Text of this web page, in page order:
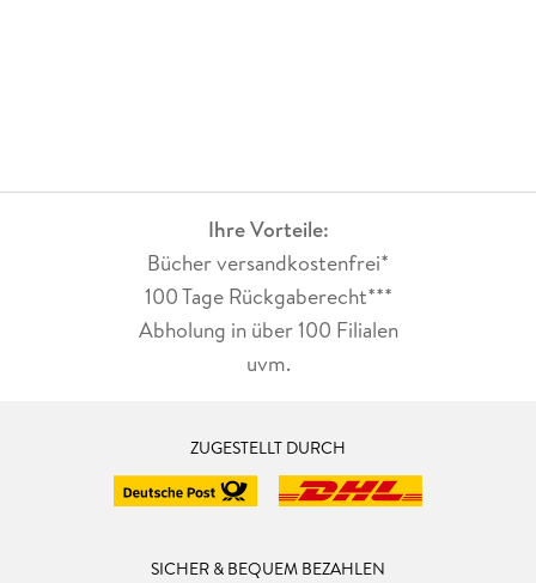
Ihre Vorteile:
Bücher versandkostenfrei*
100 Tage Rückgaberecht***
Abholung in über 100 Filialen
uvm.
ZUGESTELLT DURCH
SICHER & BEQUEM BEZAHLEN